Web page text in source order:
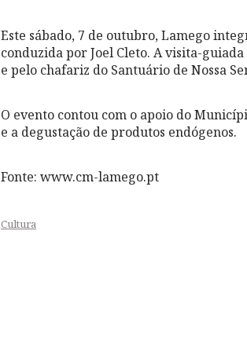
Este sábado, 7 de outubro, Lamego
conduzida por Joel Cleto. A visita-
e pelo chafariz do Santuário de Nossa
O evento contou com o apoio do
e a degustação de produtos endógenos.
Fonte: www.cm-lamego.pt
Cultura